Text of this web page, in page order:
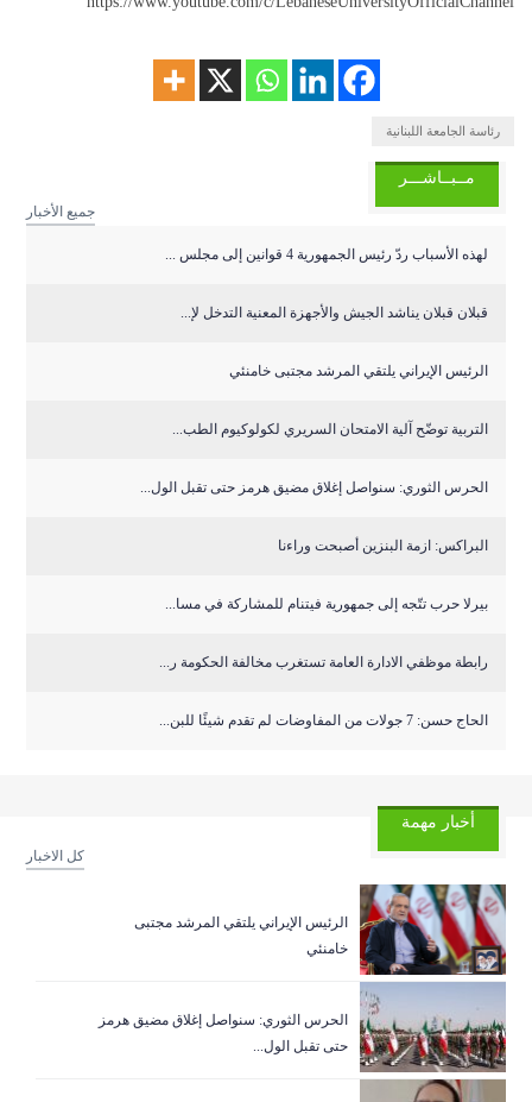
رئاسة الجامعة اللبنانية
مــبــاشـــر
جميع الأخبار
لهذه الأسباب ردّ رئيس الجمهورية 4 قوانين إلى مجلس ...
قبلان قبلان يناشد الجيش والأجهزة المعنية التدخل لإ...
الرئيس الإيراني يلتقي المرشد مجتبى خامنئي
التربية توضّح آلية الامتحان السريري لكولوكيوم الطب...
الحرس الثوري: سنواصل إغلاق مضيق هرمز حتى تقبل الول...
البراكس: ازمة البنزين أصبحت وراءنا
بيرلا حرب تتّجه إلى جمهورية فيتنام للمشاركة في مسا...
رابطة موظفي الادارة العامة تستغرب مخالفة الحكومة ر...
الحاج حسن: 7 جولات من المفاوضات لم تقدم شيئًا للبن...
أخبار مهمة
كل الاخبار
الرئيس الإيراني يلتقي المرشد مجتبى
خامنئي
الحرس الثوري: سنواصل إغلاق مضيق هرمز
حتى تقبل الول...